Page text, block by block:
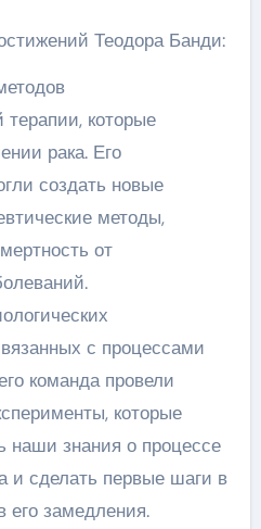
Теодора Банди:
терапии, которые
рака. Его
создать новые
методы,
от
с процессами
команда провели
которые
наши знания о процессе
и сделать первые шаги в
его замедления.